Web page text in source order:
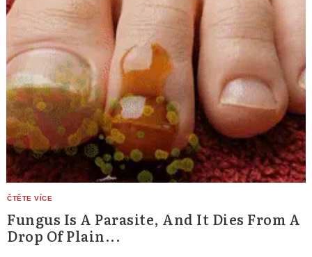
Fungus Is A Parasite, And It Dies From A
Drop Of Plain...